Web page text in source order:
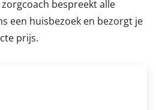
zorgcoach bespreekt alle
een huisbezoek en bezorgt je
prijs.